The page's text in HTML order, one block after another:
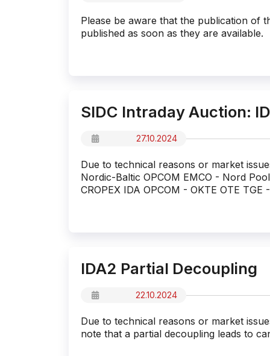
Please be aware that the publication of
published as soon as they are available.
SIDC Intraday Auction:
27.10.2024
Due to technical reasons or market
Nordic-Baltic OPCOM EMCO - Nord
CROPEX IDA OPCOM - OKTE OTE
IDA2 Partial Decoupling
22.10.2024
Due to technical reasons or market
note that a partial decoupling leads to